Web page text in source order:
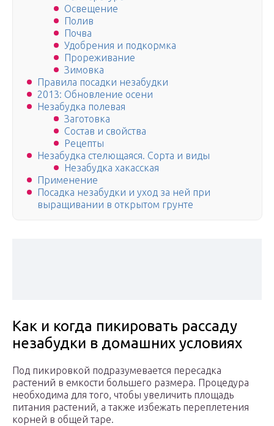
Освещение
Полив
Почва
Удобрения и подкормка
Прореживание
Зимовка
Правила посадки незабудки
2013: Обновление осени
Незабудка полевая
Заготовка
Состав и свойства
Рецепты
Незабудка стелющаяся. Сорта и виды
Незабудка хакасская
Применение
Посадка незабудки и уход за ней при
выращивании в открытом грунте
Как и когда пикировать рассаду
незабудки в домашних условиях
Под пикировкой подразумевается пересадка
растений в емкости большего размера. Процедура
необходима для того, чтобы увеличить площадь
питания растений, а также избежать переплетения
корней в общей таре.